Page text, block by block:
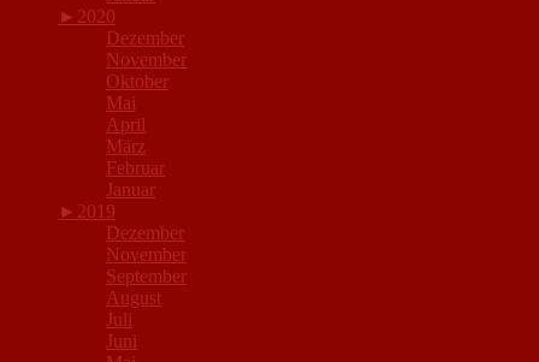
► 2020
Dezember
November
Oktober
Mai
April
März
Februar
Januar
► 2019
Dezember
November
September
August
Juli
Juni